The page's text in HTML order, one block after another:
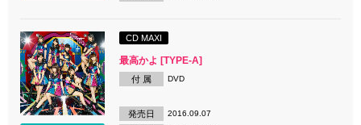
CD MAXI
最高かよ [TYPE-A]
付 属 DVD
発売日 2016.09.07